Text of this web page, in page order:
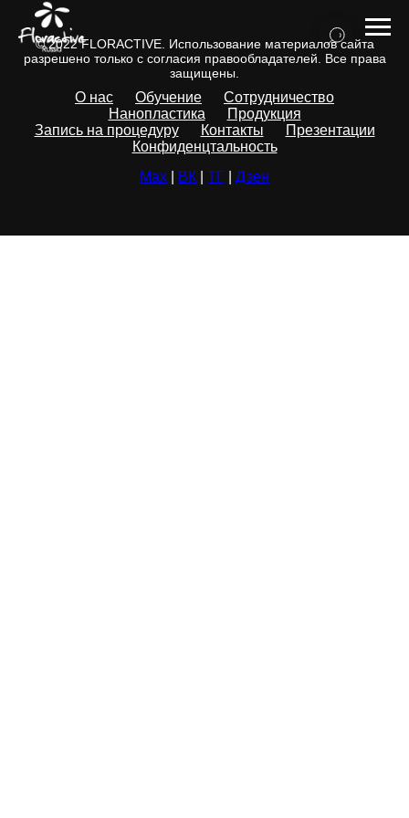
© 2022 FLORACTIVE. Использование материалов сайта
разрешено только с согласия правообладателей. Все права
защищены.
О нас Обучение
Сотрудничество
Нанопластика
Продукция
Запись на процедуру
Контакты
Презентации
Конфиденцтальность
Max
ВК ТГ Дзен